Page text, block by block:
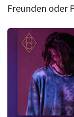
Freunden oder